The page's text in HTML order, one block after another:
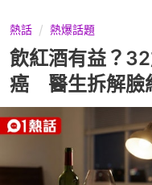
熱話 熱爆話題
飲紅酒有益？
癌 醫生拆解臉